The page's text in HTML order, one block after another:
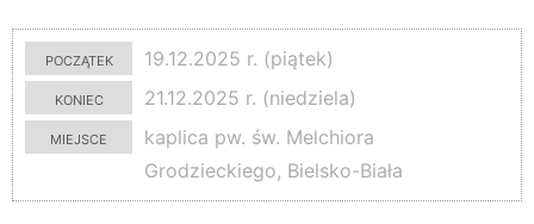
początek
19.12.2025 r. (piątek)
koniec
21.12.2025 r. (niedziela)
miejsce
kaplica pw. św. Melchiora
Grodzieckiego, Bielsko-Biała